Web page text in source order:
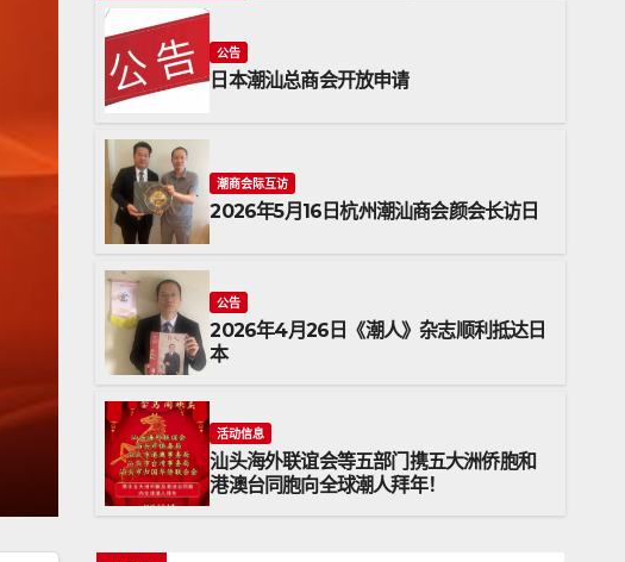
胞和港澳台同胞向
2026年2月1日
公告
日本潮汕总商会开放申请
潮商会际互访
2026年5月16日杭州潮汕商会颜会长访日
公告
2026年4月26日《潮人》杂志顺利抵达日
本
活动信息
汕头海外联谊会等五部门携五大洲侨胞和
港澳台同胞向全球潮人拜年！